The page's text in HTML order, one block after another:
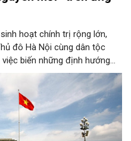
hoạt chính trị rộng lớn,
đô Hà Nội cùng dân tộc
biến những định hướng
NQ/TW của Bộ Chính trị
của mỗi người dân.